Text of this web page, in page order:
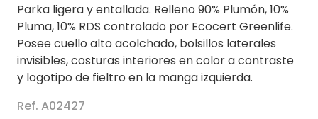
Parka ligera y entallada. Relleno 90% Plumón, 10%
Pluma, 10% RDS controlado por Ecocert Greenlife.
Posee cuello alto acolchado, bolsillos laterales
invisibles, costuras interiores en color a contraste
y logotipo de fieltro en la manga izquierda.
Ref. A02427